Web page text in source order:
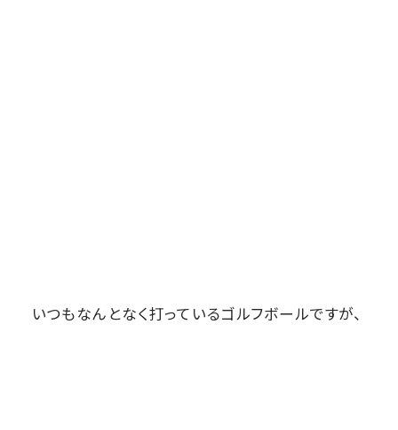
いつもなんとなく打っているゴルフボールですが、